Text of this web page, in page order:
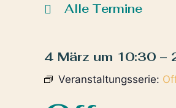
Alle Termine
4 März um 10:30 –
Veranstaltungsserie: